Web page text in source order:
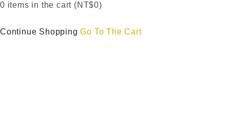
0 items in the cart (NT$0)
Continue Shopping Go To The Cart